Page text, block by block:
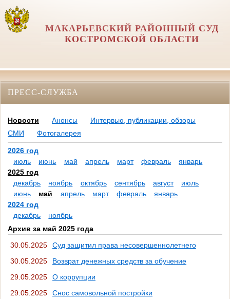
МАКАРЬЕВСКИЙ РАЙОННЫЙ СУД
КОСТРОМСКОЙ ОБЛАСТИ
ПРЕСС-СЛУЖБА
Новости Анонсы
Интервью, публикации, обзоры
СМИ
Фотогалерея
2026 год
июль
июнь май апрель март февраль
январь
2025 год
декабрь
ноябрь октябрь сентябрь август
июль
июнь
май апрель март февраль
январь
2024 год
декабрь
ноябрь
Архив за май 2025 года
30.05.2025
Суд защитил права несовершеннолетнего
30.05.2025
Возврат денежных средств за обучение
29.05.2025
О коррупции
29.05.2025
Снос самовольной постройки